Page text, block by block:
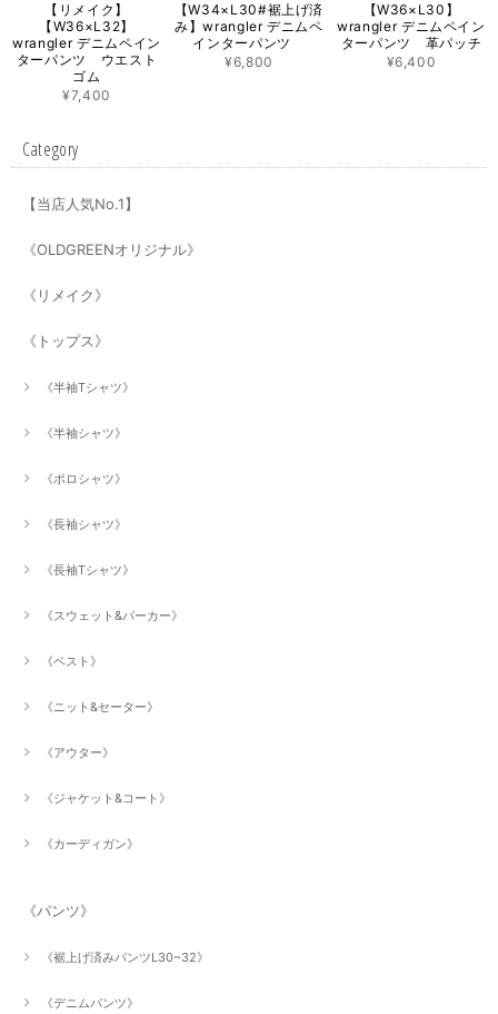
【リメイク】
【W36×L32】
wrangler デニムペイン
ターパンツ ウエスト
ゴム
¥7,400
【W34×L30#裾上げ済
み】wrangler デニムペ
インターパンツ
¥6,800
【W36×L30】
wrangler デニムペイン
ターパンツ 革パッチ
¥6,400
Category
【当店人気No.1】
《OLDGREENオリジナル》
《リメイク》
《トップス》
《半袖Tシャツ》
《半袖シャツ》
《ポロシャツ》
《長袖シャツ》
《長袖Tシャツ》
《スウェット&パーカー》
《ベスト》
《ニット&セーター》
《アウター》
《ジャケット&コート》
《カーディガン》
《パンツ》
《裾上げ済みパンツL30~32》
《デニムパンツ》